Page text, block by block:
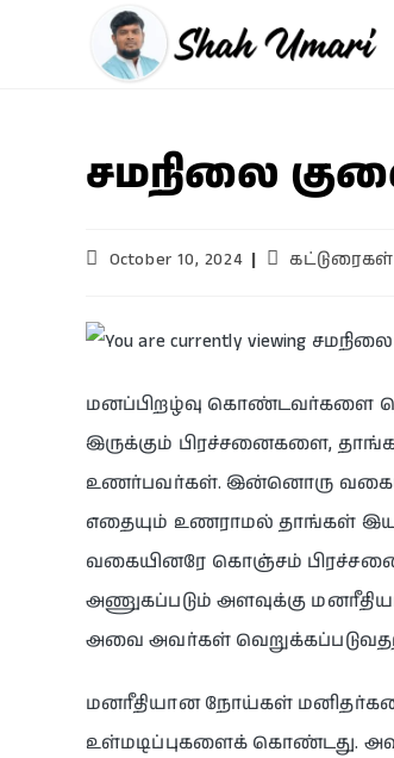
சமநிலை
October 10, 2024 கட்டுரைகள்
மனப்பிறழ்வு கொண்டவர்களை
இருக்கும் பிரச்சனைகளை,
உணர்பவர்கள். இன்னொரு
எதையும் உணராமல் தாங்கள்
வகையினரே கொஞ்சம்
அணுகப்படும் அளவுக்கு
அவை அவர்கள்
மனரீதியான நோய்கள்
உள்மடிப்புகளைக் கொண்டது.